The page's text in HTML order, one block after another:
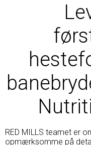
RED MILLS teamet er
opmærksomme på